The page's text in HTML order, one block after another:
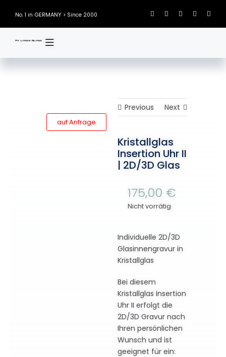
content
No. 1 in GERMANY > Since 2000
auf Anfrage
Previous Next
Kristallglas
Insertion Uhr II
| 2D/3D Glas
175,00 €
Nicht vorrätig
Individuelle 2D/3D
Glasinnengravur in
Kristallglas
Bei diesem
Kristallglas Insertion
Uhr II erfolgt die
2D/3D Gravur nach
Ihren persönlichen
Wunsch und ist
geeignet für ein: